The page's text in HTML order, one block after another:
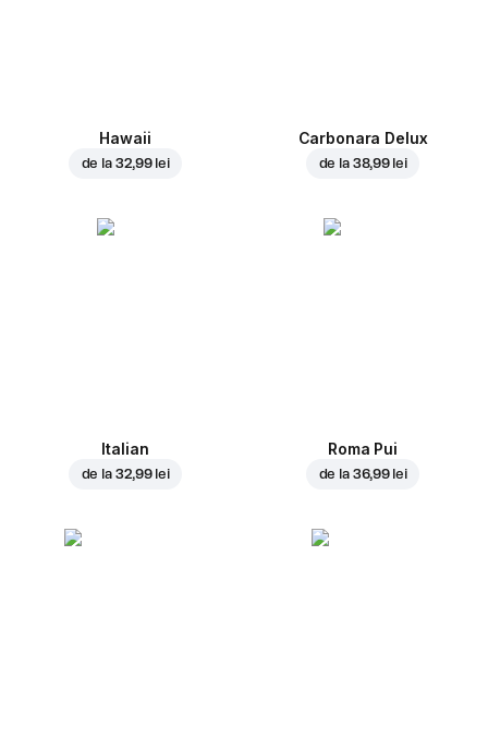
Hawaii
de la 32,99 lei
Carbonara Delux
de la 38,99 lei
Italian
de la 32,99 lei
Roma Pui
de la 36,99 lei